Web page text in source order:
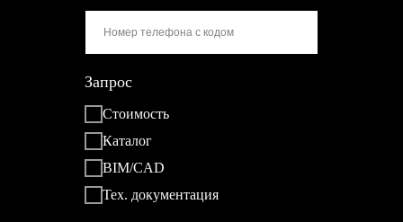
Запрос
Стоимость
Каталог
BIM/CAD
Тех. документация